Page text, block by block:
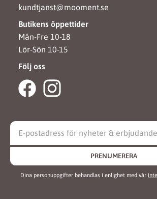
kundtjanst@mooment.se
Butikens öppettider
Mån-Fre 10-18
Lör-Sön 10-15
Följ oss
PRENUMERERA
Dina personuppgifter behandlas i enlighet med vår